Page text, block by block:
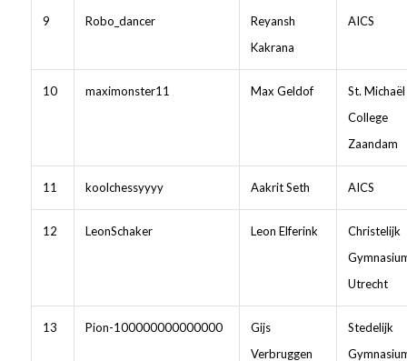
9 Robo_dancer
Reyansh
Kakrana
AICS
10 maximonster11 Max Geldof
St. Michaël
College
Zaandam
11 koolchessyyyy Aakrit Seth AICS
12 LeonSchaker Leon Elferink
Christelijk
Utrecht
13 Pion-100000000000000
Gijs
Verbruggen
Stedelijk